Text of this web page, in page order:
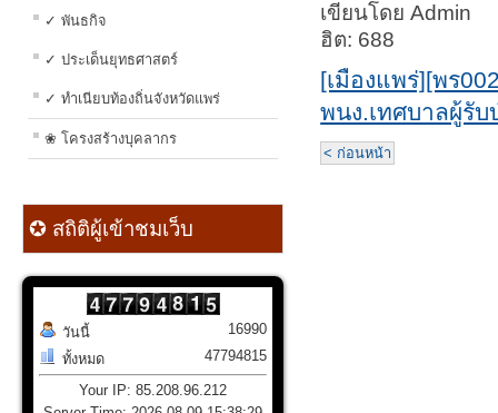
✓ พันธกิจ
✓ ประเด็นยุทธศาสตร์
✓ ทำเนียบท้องถิ่นจังหวัดแพร่
❀ โครงสร้างบุคลากร
✪ สถิติผู้เข้าชมเว็บ
วันนี้
ทั้งหมด
16990
47794815
Your IP: 85.208.96.212
เขียนโดย Admin
ฮิต: 688
[เมืองแพร่][พร
พนง.เทศบาลผู้รั
< ก่อนหน้า